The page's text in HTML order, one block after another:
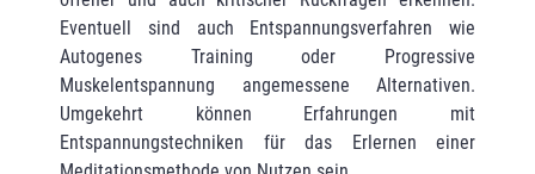
Eventuell sind auch Ent­spannungsverfahren wie
Autogenes Training oder Progressive
Muskelentspannung ange­messene Alternativen.
Umgekehrt können Erfahrungen mit
Entspannungstechniken für das Erlernen einer